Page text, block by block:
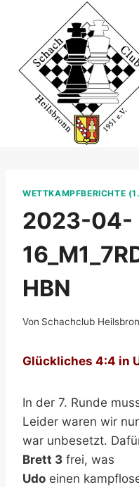
springen
WETTKAMPFBERICHTE
2023-04-
HBN
Von Schachclub
Glückliches 4:4 in
In der 7. Runde
Leider waren wir
war unbesetzt.
Brett 3 frei, was
Udo einen